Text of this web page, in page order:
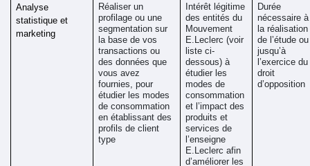
Analyse
statistique et
marketing
Réaliser un
profilage ou une
segmentation sur
la base de vos
transactions ou
des données que
vous avez
fournies, pour
étudier les modes
de consommation
en établissant des
profils de client
type
Intérêt légitime
des entités du
Mouvement
E.Leclerc (voir
liste ci-
dessous) à
étudier les
modes de
consommation
et l’impact des
produits et
services de
l’enseigne
E.Leclerc afin
d’améliorer les
Durée
nécessaire à
la réalisation
de l’étude ou
jusqu’à
l’exercice du
droit
d’opposition